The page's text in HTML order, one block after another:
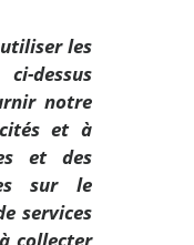
les
dessus
notre
et à
et des
sur le
services
collecter